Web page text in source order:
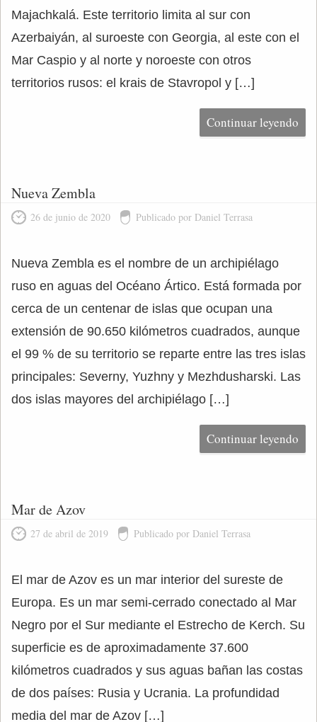
Majachkalá. Este territorio limita al sur con
Azerbaiyán, al suroeste con Georgia, al este con el
Mar Caspio y al norte y noroeste con otros
territorios rusos: el krais de Stavropol y […]
Continuar leyendo
Nueva Zembla
26 de junio de 2020 Publicado por Daniel Terrasa
Nueva Zembla es el nombre de un archipiélago
ruso en aguas del Océano Ártico. Está formada por
cerca de un centenar de islas que ocupan una
extensión de 90.650 kilómetros cuadrados, aunque
el 99 % de su territorio se reparte entre las tres islas
principales: Severny, Yuzhny y Mezhdusharski. Las
dos islas mayores del archipiélago […]
Continuar leyendo
Mar de Azov
27 de abril de 2019 Publicado por Daniel Terrasa
El mar de Azov es un mar interior del sureste de
Europa. Es un mar semi-cerrado conectado al Mar
Negro por el Sur mediante el Estrecho de Kerch. Su
superficie es de aproximadamente 37.600
kilómetros cuadrados y sus aguas bañan las costas
de dos países: Rusia y Ucrania. La profundidad
media del mar de Azov […]